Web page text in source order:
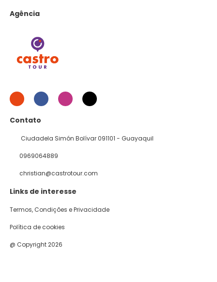
Agência
Contato
Ciudadela Simón Bolívar 091101 - Guayaquil
0969064889
christian@castrotour.com
Links de interesse
Termos, Condições e Privacidade
Política de cookies
@ Copyright 2026